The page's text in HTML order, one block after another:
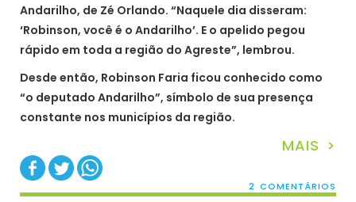
Andarilho, de Zé Orlando. “Naquele dia disseram:
‘Robinson, você é o Andarilho’. E o apelido pegou
rápido em toda a região do Agreste”, lembrou.
Desde então, Robinson Faria ficou conhecido como
“o deputado Andarilho”, símbolo de sua presença
constante nos municípios da região.
MAIS >
2 COMENTÁRIOS